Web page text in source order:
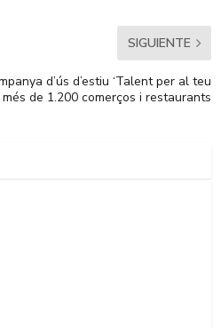
SIGUIENTE
d’ús d’estiu ‘Talent per al teu
més de 1.200 comerços i restaurants